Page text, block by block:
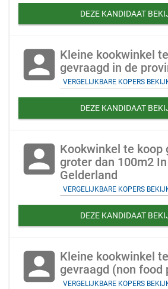
DEZE KANDIDAAT
account_box Kleine kookwinkel
gevraagd in de
VERGELIJKBARE KOPERS
DEZE KANDIDAAT
account_box Kookwinkel te koop
groter dan 100m2
Gelderland
VERGELIJKBARE KOPERS
DEZE KANDIDAAT
account_box Kleine kookwinkel
gevraagd (non food
VERGELIJKBARE KOPERS